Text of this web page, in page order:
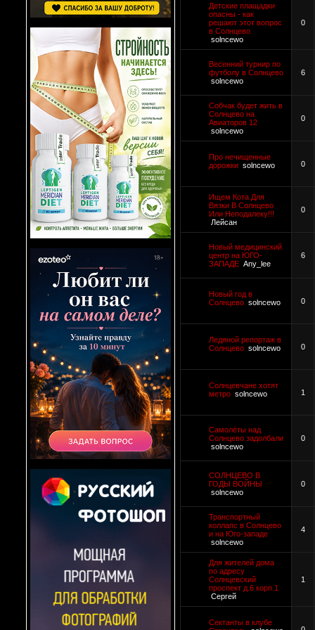
Детские плащадки
опасны - как
решают этот вопрос
в Солнцево
solncewo
0
Весенний турнир по
футболу в Солнцево
solncewo
6
Собчак будет жить в
Солнцево на
Авиаторов 12
solncewo
0
Про нечищенные
дорожки solncewo 0
Ищем Кота Для
Вязки В Солнцево
Или Неподалеку!!!
Лейсан
0
Новый медицинский
центр на ЮГО-
ЗАПАДЕ Any_lee
6
Новый год в
Солнцево solncewo 0
Ледяной репортаж в
Солнцево solncewo 0
Солнцевчане хотят
метро solncewo 1
Самолёты над
Солнцево задолбали
solncewo
0
СОЛНЦЕВО В
ГОДЫ ВОЙНЫ
solncewo
0
Транспортный
коллапс в Солнцево
и на Юго-западе
solncewo
4
Для жителей дома
по адресу
Солнцевский
проспект д.6 корп.1
Сергей
1
Сектанты в клубе